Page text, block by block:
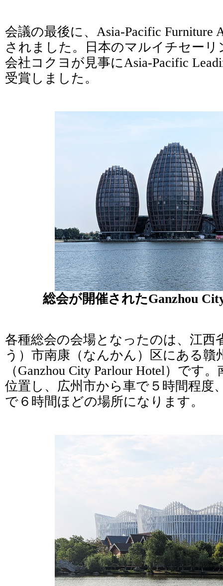
会議の最後に、Asia-Pacific Furniture
されました。日本のマルイチセーリ
会社コクヨが見事にAsia-Pacific
受賞しました。
総会が開催されたGanzhou
各種総会の会場となったのは、江西
う）市南康（なんかん）区にある贛
（Ganzhou City Parlour Hotel）です
位置し、広州市から車で５時間程度
で６時間ほどの場所になります。